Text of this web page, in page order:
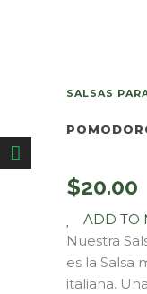
SALSAS
$20.00
ADD TO
Nuestra
es la Salsa
italiana.